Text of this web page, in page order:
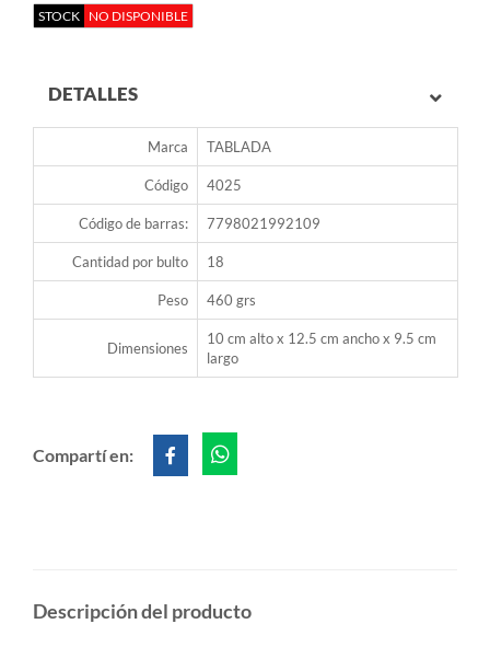
STOCK NO DISPONIBLE
DETALLES
Marca TABLADA
Código 4025
Código de barras: 7798021992109
Cantidad por bulto 18
Peso 460 grs
Dimensiones
10 cm alto x 12.5 cm ancho x 9.5 cm
largo
Compartí en:
Descripción del producto